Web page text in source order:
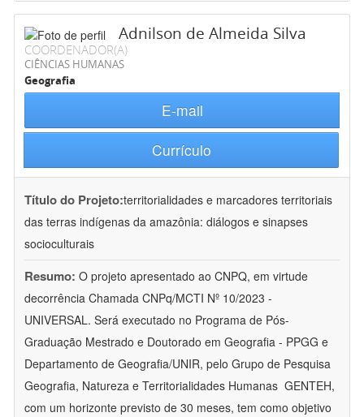
Adnilson de Almeida Silva
COORDENADOR(A)
CIÊNCIAS HUMANAS
Geografia
E-mail
Currículo
Título do Projeto:territorialidades e marcadores territoriais
das terras indígenas da amazônia: diálogos e sinapses
socioculturais
Resumo: O projeto apresentado ao CNPQ, em virtude
decorrência Chamada CNPq/MCTI Nº 10/2023 -
UNIVERSAL. Será executado no Programa de Pós-
Graduação Mestrado e Doutorado em Geografia - PPGG e
Departamento de Geografia/UNIR, pelo Grupo de Pesquisa
Geografia, Natureza e Territorialidades Humanas  GENTEH,
com um horizonte previsto de 30 meses, tem como objetivo